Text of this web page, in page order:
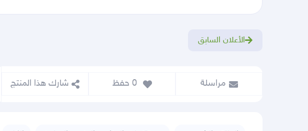
الأعلان السابق
مراسلة 0 شارك هذا المنتج